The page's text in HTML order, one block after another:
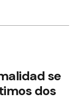
se
dos